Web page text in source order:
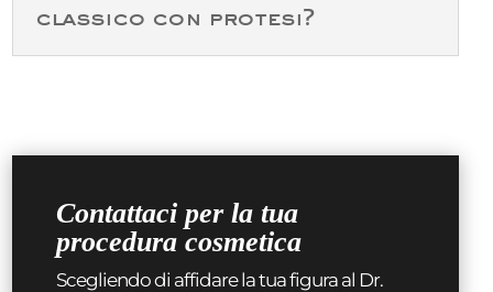
classico con protesi?
Contattaci per la tua
procedura cosmetica
Scegliendo di affidare la tua figura al Dr.